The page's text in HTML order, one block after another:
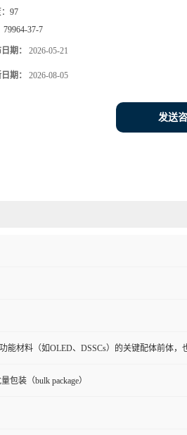
97
79964-37-7
期： 2026-05-21
期： 2026-08-05
发送
能材料（如OLED、DSSCs）的关键配体前体
包装（bulk package）